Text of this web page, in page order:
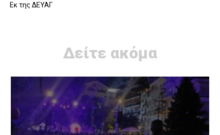
Εκ της ΔΕΥΑΓ
Δείτε ακόμα